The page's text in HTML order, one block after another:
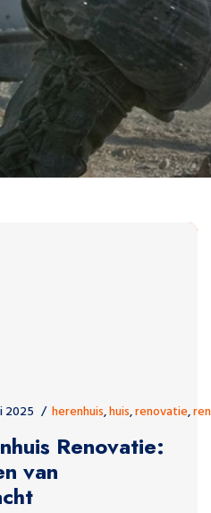
2025 herenhuis,huis,renovatie,
Renovatie:
van